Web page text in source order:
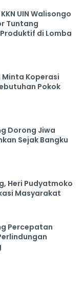
UIN Walisongo
Tuntang
di Lomba
Koperasi
Pokok
Dorong Jiwa
Sejak Bangku
Heri Pudyatmoko
Masyarakat
Percepatan